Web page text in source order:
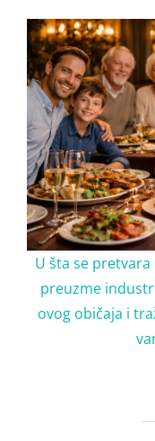
U šta se
preuzme
ovog običaja i